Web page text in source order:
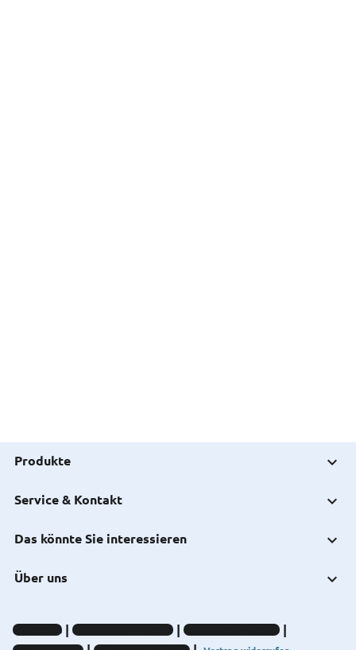
Produkte
Service & Kontakt
Das könnte Sie interessieren
Über uns
Impressum Datenschutz-Hinweise
Compliance-Hinweise